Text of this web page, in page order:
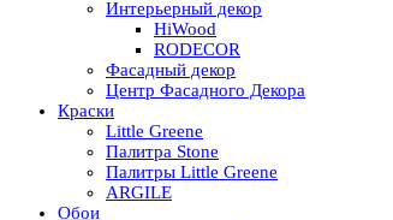
Интерьерный декор
HiWood
RODECOR
Фасадный декор
Центр Фасадного Декора
Краски
Little Greene
Палитра Stone
Палитры Little Greene
ARGILE
Обои